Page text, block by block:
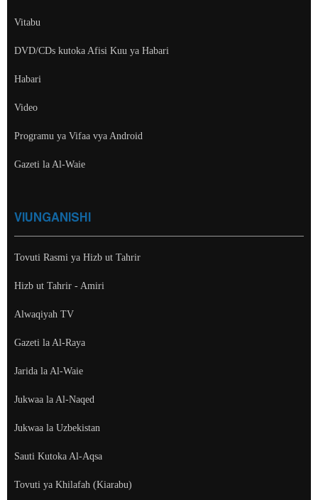
Vitabu
DVD/CDs kutoka Afisi Kuu ya Habari
Habari
Video
Programu ya Vifaa vya Android
Gazeti la Al-Waie
VIUNGANISHI
Tovuti Rasmi ya Hizb ut Tahrir
Hizb ut Tahrir - Amiri
Alwaqiyah TV
Gazeti la Al-Raya
Jarida la Al-Waie
Jukwaa la Al-Naqed
Jukwaa la Uzbekistan
Sauti Kutoka Al-Aqsa
Tovuti ya Khilafah (Kiarabu)